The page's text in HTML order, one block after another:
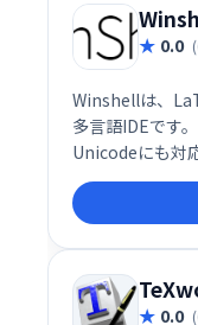
0.0
Winshellは、
多言語IDEです
Unicodeにも対
文書作成を実現
0.0